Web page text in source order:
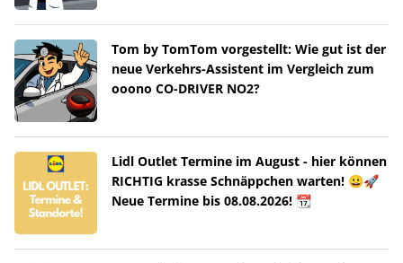
Tom by TomTom vorgestellt: Wie gut ist der
neue Verkehrs-Assistent im Vergleich zum
ooono CO-DRIVER NO2?
Lidl Outlet Termine im August - hier können
RICHTIG krasse Schnäppchen warten! 😀🚀
Neue Termine bis 08.08.2026! 📆